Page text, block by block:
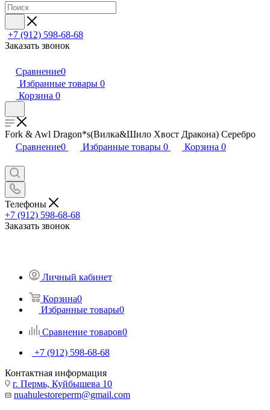
+7 (912) 598-68-68
Заказать звонок
Сравнение0
Избранные товары 0
Корзина 0
Fork & Awl Dragon*s(Вилка&Шило Хвост Дракона) Серебро
Сравнение0 Избранные товары 0 Корзина 0
Телефоны
+7 (912) 598-68-68
Заказать звонок
Личный кабинет
Корзина0
Избранные товары0
Сравнение товаров0
+7 (912) 598-68-68
Контактная информация
г. Пермь, Куйбышева 10
nuahulestoreperm@gmail.com